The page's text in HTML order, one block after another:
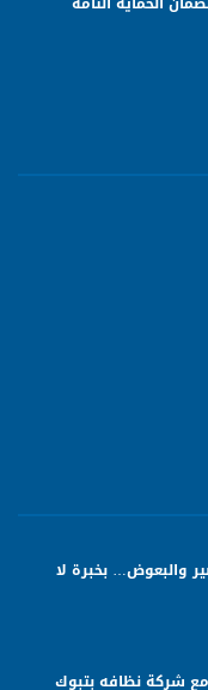
والبعوض… بخبرة لا
مع شركة نظافه بتبوك